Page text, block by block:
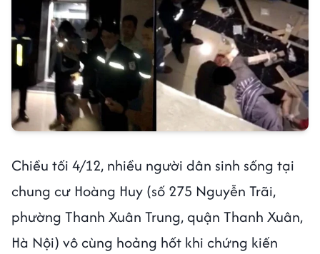
Chiều tối 4/12, nhiều người dân sinh sống tại
chung cư Hoàng Huy (số 275 Nguyễn Trãi,
phường Thanh Xuân Trung, quận Thanh Xuân,
Hà Nội) vô cùng hoảng hốt khi chứng kiến